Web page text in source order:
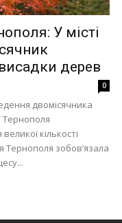
У місті
дерев
0
двомісячника
Тернополя
кількості
Тернополя зобов’язала